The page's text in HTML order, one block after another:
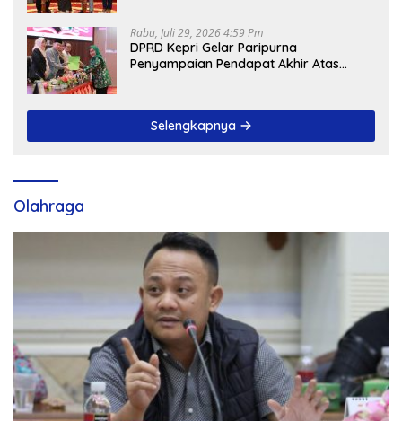
Rabu, Juli 29, 2026 4:59 Pm
DPRD Kepri Gelar Paripurna
Penyampaian Pendapat Akhir Atas
Selengkapnya
Olahraga